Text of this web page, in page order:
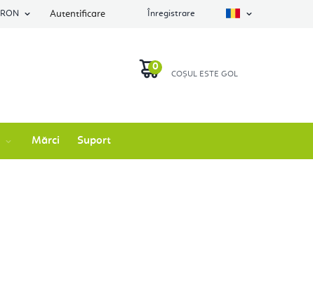
RON Autentificare Înregistrare
DE
CUMPĂRĂTURI
Mărci Suport